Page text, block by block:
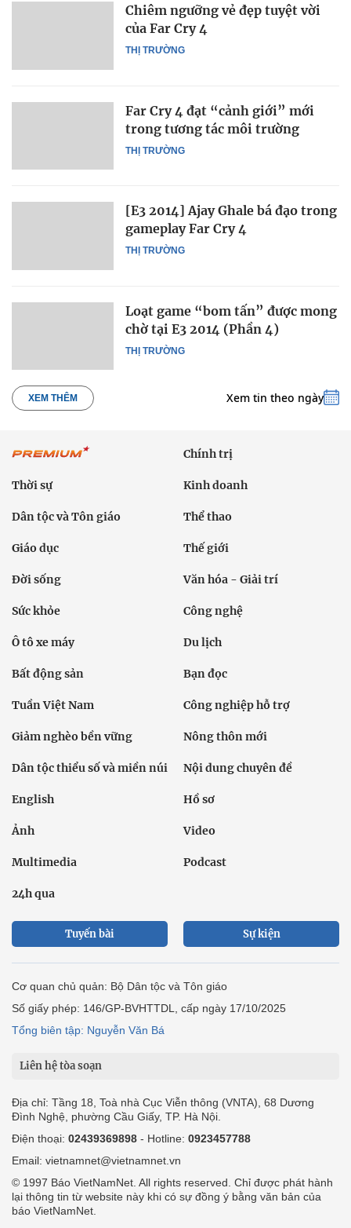
THỊ TRƯỜNG
Chiêm ngưỡng vẻ đẹp tuyệt vời
của Far Cry 4
THỊ TRƯỜNG
Far Cry 4 đạt “cảnh giới” mới
trong tương tác môi trường
THỊ TRƯỜNG
[E3 2014] Ajay Ghale bá đạo trong
gameplay Far Cry 4
THỊ TRƯỜNG
Loạt game “bom tấn” được mong
chờ tại E3 2014 (Phần 4)
XEM THÊM Xem tin theo ngày
Chính trị
Thời sự Kinh doanh
Dân tộc và Tôn giáo Thể thao
Giáo dục Thế giới
Đời sống Văn hóa - Giải trí
Sức khỏe Công nghệ
Ô tô xe máy Du lịch
Bất động sản Bạn đọc
Tuần Việt Nam Công nghiệp hỗ trợ
Giảm nghèo bền vững Nông thôn mới
Dân tộc thiểu số và miền núi Nội dung chuyên đề
English Hồ sơ
Ảnh Video
Multimedia Podcast
24h qua
Tuyến bài Sự kiện
Cơ quan chủ quản: Bộ Dân tộc và Tôn giáo
Số giấy phép: 146/GP-BVHTTDL, cấp ngày 17/10/2025
Tổng biên tập: Nguyễn Văn Bá
Liên hệ tòa soạn
Địa chỉ: Tầng 18, Toà nhà Cục Viễn thông (VNTA), 68 Dương
Đình Nghệ, phường Cầu Giấy, TP. Hà Nội.
Điện thoại: 02439369898 - Hotline: 0923457788
Email: vietnamnet@vietnamnet.vn
© 1997 Báo VietNamNet. All rights reserved. Chỉ được phát hành
lại thông tin từ website này khi có sự đồng ý bằng văn bản của
báo VietNamNet.